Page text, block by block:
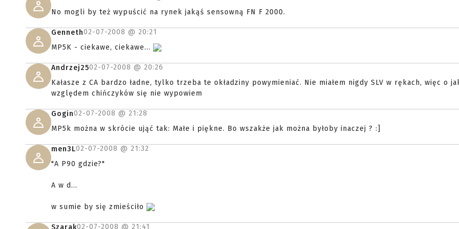
No mogli by też wypuścić na rynek jakąś sensowną FN F 2000.
Genneth02-07-2008 @ 20:21
MP5K - ciekawe, ciekawe...
Andrzej2502-07-2008 @ 20:26
Kałasze z CA bardzo ładne, tylko trzeba te okładziny powymieniać. Nie miałem nigdy SLV w rękach, więc o
względem chińczyków się nie wypowiem
Gogin02-07-2008 @ 21:28
MP5k można w skrócie ująć tak: Małe i piękne. Bo wszakże jak można byłoby inaczej ? :]
men3L02-07-2008 @ 21:32
"A P90 gdzie?"
A w d...
w sumie by się zmieściło
Szarak02-07-2008 @ 21:41